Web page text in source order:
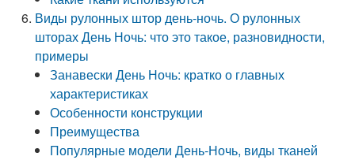
Виды рулонных штор день-ночь. О рулонных
шторах День Ночь: что это такое, разновидности,
примеры
Занавески День Ночь: кратко о главных
характеристиках
Особенности конструкции
Преимущества
Популярные модели День-Ночь, виды тканей